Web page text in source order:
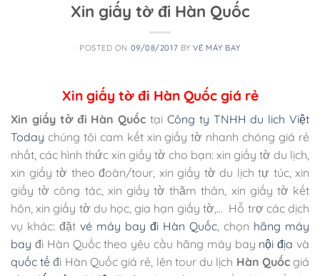
Xin giấy tờ đi Hàn Quốc
POSTED ON 09/08/2017 BYVÉ MÁY BAY
Xin giấy tờ đi Hàn Quốc giá rẻ
Xin giấy tờ đi Hàn Quốc tại Công ty TNHH du lich Việt
Today chúng tôi cam kết xin giấy tờ nhanh chóng giá rẻ
nhất, các hình thức xin giấy tờ cho bạn: xin giấy tờ du lịch,
xin giấy tờ theo đoàn/tour, xin giấy tờ du lịch tự túc, xin
giấy tờ công tác, xin giấy tờ thăm thân, xin giấy tờ kết
hôn, xin giấy tờ du học, gia hạn giấy tờ,… Hỗ trợ các dịch
vụ khác: đặt vé máy bay đi Hàn Quốc, chọn hãng máy
bay đi Hàn Quốc theo yêu cầu hãng máy bay nội địa và
quốc tế đi Hàn Quốc giá rẻ, lên tour du lịch Hàn Quốcgiá